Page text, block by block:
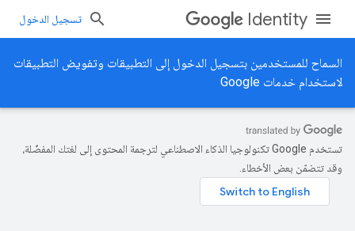
Identity تسجيل الدخول
السماح للمستخدمين بتسجيل الدخول إلى التطبيقات وتفويض التطبيقات
لاستخدام خدمات Google
تستخدم Google تكنولوجيا الذكاء الاصطناعي لترجمة المحتوى إلى لغتك المفضّلة،
وقد تتضمّن بعض الأخطاء.